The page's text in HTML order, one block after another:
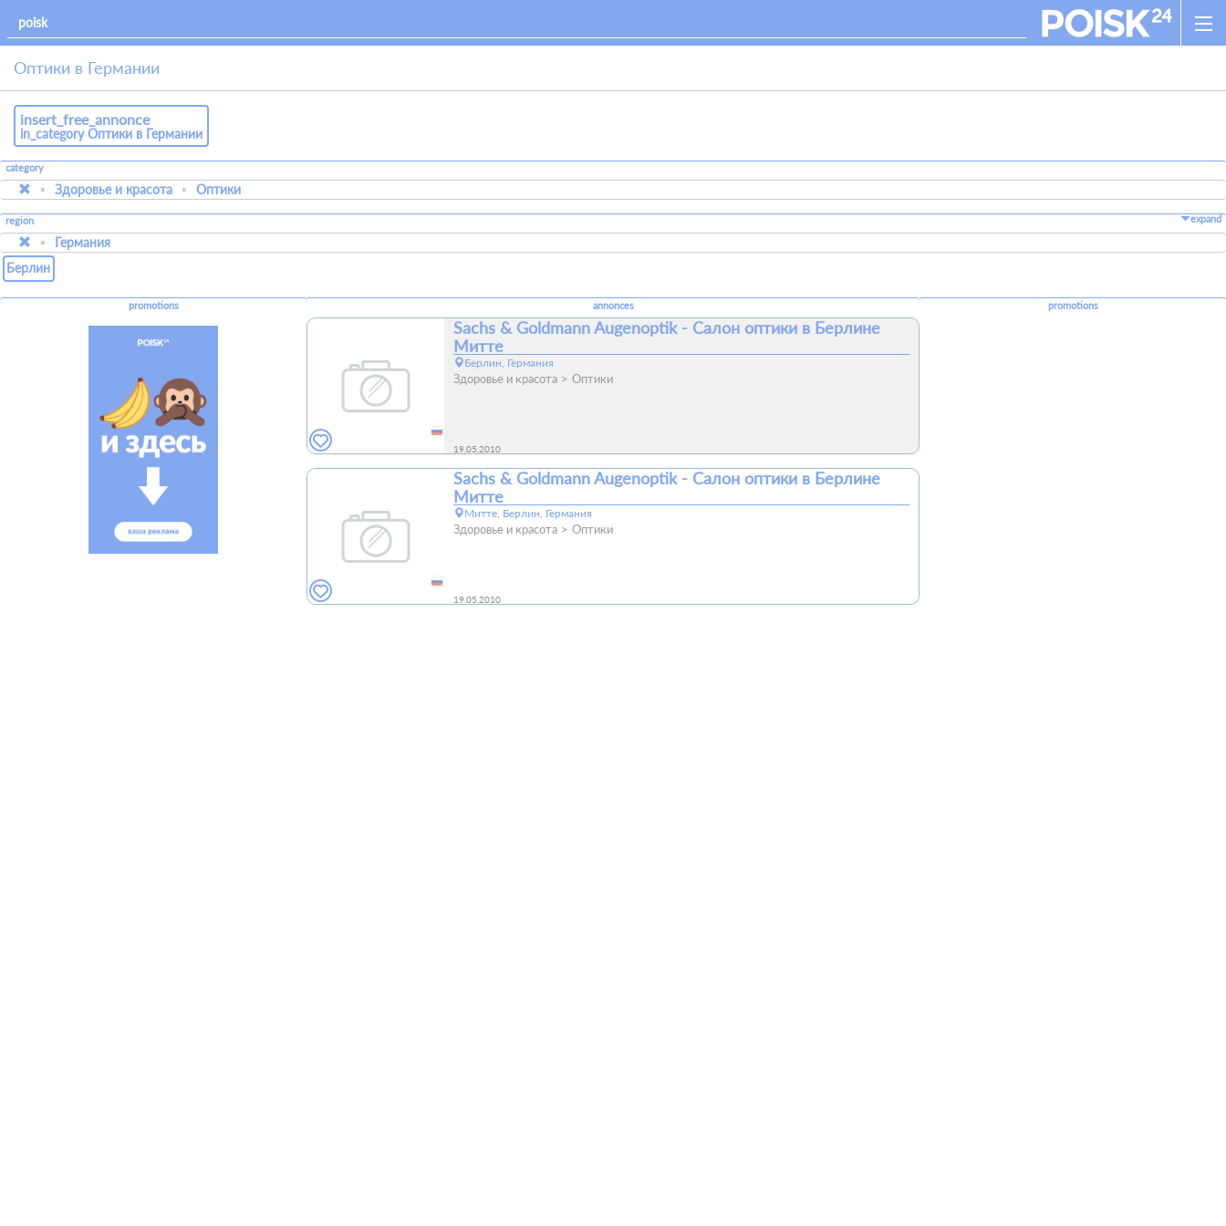
Оптики в Германии
insert_free_annonce
in_category Оптики в Германии
category
Здоровье и красота Оптики
region expand
Германия
Берлин
promotions promotions
annonces
Sachs & Goldmann Augenoptik - Салон оптики в Берлине
Митте
Берлин, Германия
Здоровье и красота Оптики
19.05.2010
Sachs & Goldmann Augenoptik - Салон оптики в Берлине
Митте
Митте, Берлин, Германия
Здоровье и красота Оптики
19.05.2010